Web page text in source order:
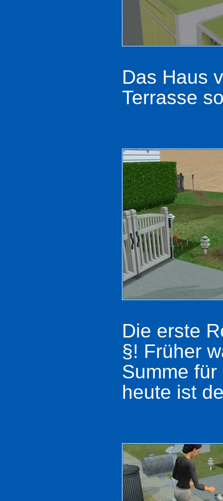
Das Haus
Terrasse
Die erste
§! Früher
Summe
heute ist